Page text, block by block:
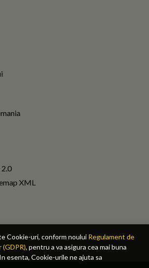
Cookie-uri, conform noului Regulament de
, pentru a va asigura cea mai buna
esenta, Cookie-urile ne ajuta sa
2.0
XML